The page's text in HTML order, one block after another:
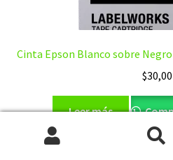
Cinta Epson Blanco sobre
$30,00
Leer más